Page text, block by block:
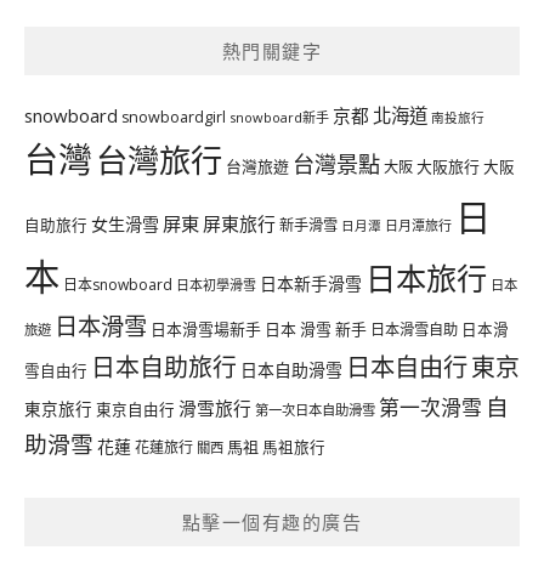
熱門關鍵字
snowboard snowboardgirl snowboard新手 京都 北海道 南投旅行
台灣台灣旅行 台灣旅遊 台灣景點大阪大阪旅行大阪
自助旅行 女生滑雪 屏東 屏東旅行新手滑雪 日月潭 日月潭旅行 日
本 日本snowboard 日本初學滑雪 日本新手滑雪 日本旅行 日本
旅遊 日本滑雪 日本滑雪場新手 日本 滑雪 新手 日本滑雪自助 日本滑
雪自由行 日本自助旅行 日本自助滑雪 日本自由行東京
東京旅行 東京自由行 滑雪旅行 第一次日本自助滑雪 第一次滑雪 自
助滑雪 花蓮花蓮旅行 關西 馬祖 馬祖旅行
點擊一個有趣的廣告